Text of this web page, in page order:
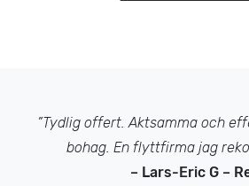
”Trevligt bemötande från ax till
väldigt fint och kände att allt
Kommer absolut använda